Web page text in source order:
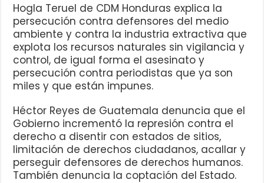
Hogla Teruel de CDM Honduras explica la
persecución contra defensores del medio
ambiente y contra la industria extractiva que
explota los recursos naturales sin vigilancia y
control, de igual forma el asesinato y
persecución contra periodistas que ya son
miles y que están impunes.
Héctor Reyes de Guatemala denuncia que el
Gobierno incrementó la represión contra el
derecho a disentir con estados de sitios,
limitación de derechos ciudadanos, acallar y
perseguir defensores de derechos humanos.
También denuncia la coptación del Estado.